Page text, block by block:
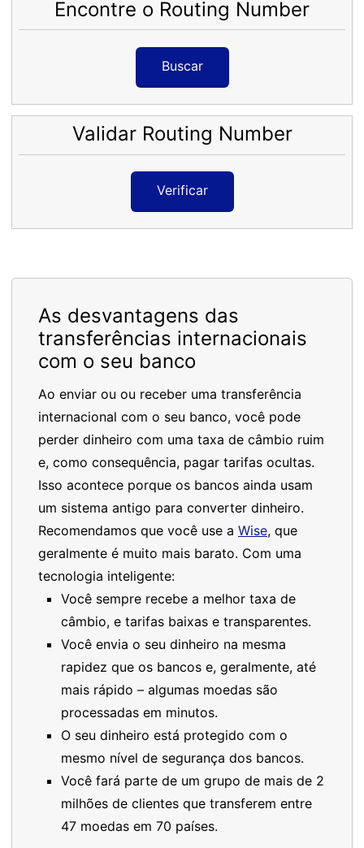
Encontre o Routing Number
Buscar
Validar Routing Number
Verificar
As desvantagens das
transferências internacionais
com o seu banco
Ao enviar ou ou receber uma transferência
internacional com o seu banco, você pode
perder dinheiro com uma taxa de câmbio ruim
e, como consequência, pagar tarifas ocultas.
Isso acontece porque os bancos ainda usam
um sistema antigo para converter dinheiro.
Recomendamos que você use a Wise, que
geralmente é muito mais barato. Com uma
tecnologia inteligente:
Você sempre recebe a melhor taxa de
câmbio, e tarifas baixas e transparentes.
Você envia o seu dinheiro na mesma
rapidez que os bancos e, geralmente, até
mais rápido – algumas moedas são
processadas em minutos.
O seu dinheiro está protegido com o
mesmo nível de segurança dos bancos.
Você fará parte de um grupo de mais de 2
milhões de clientes que transferem entre
47 moedas em 70 países.